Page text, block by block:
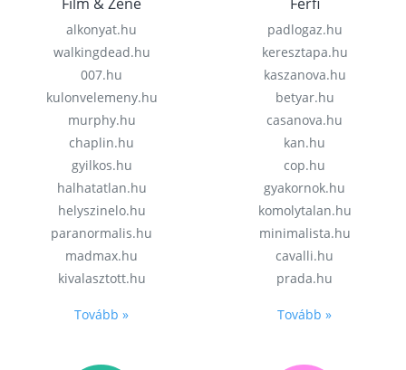
alkonyat.hu
walkingdead.hu
007.hu
kulonvelemeny.hu
murphy.hu
chaplin.hu
gyilkos.hu
halhatatlan.hu
helyszinelo.hu
paranormalis.hu
madmax.hu
kivalasztott.hu
Tovább »
padlogaz.hu
keresztapa.hu
kaszanova.hu
betyar.hu
casanova.hu
kan.hu
cop.hu
gyakornok.hu
komolytalan.hu
minimalista.hu
cavalli.hu
prada.hu
Tovább »